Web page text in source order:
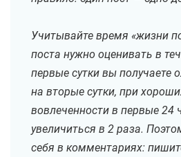
Учитывайте время «жизни
поста нужно оценивать в
первые сутки вы получаете
на вторые сутки, при
вовлеченности в первые 24
увеличиться в 2 раза.
себя в комментариях: